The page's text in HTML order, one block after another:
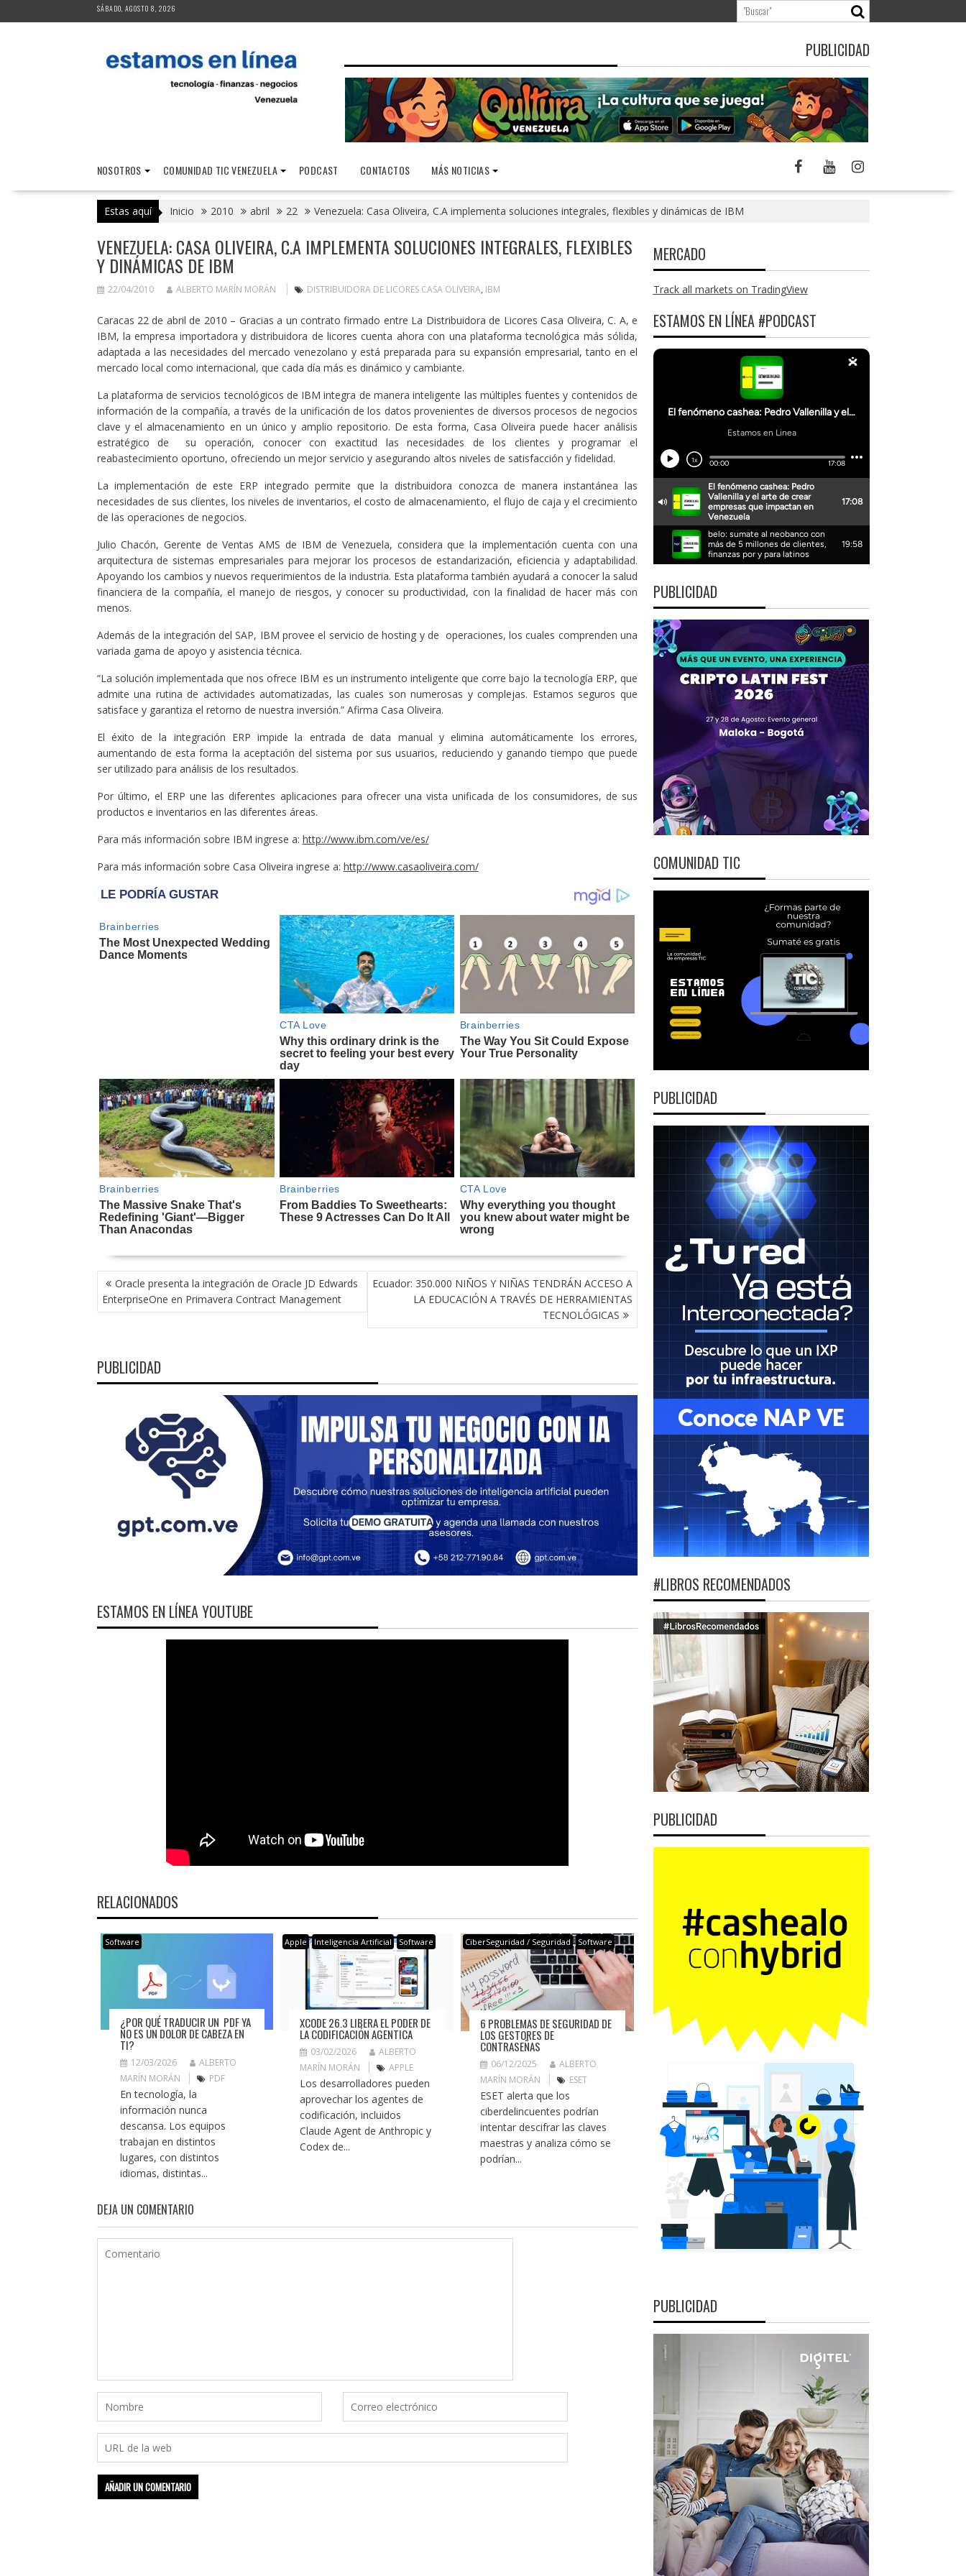
al
SÁBADO, AGOSTO 8, 2026
PUBLICIDAD
NOSOTROS COMUNIDAD TIC VENEZUELA PODCAST CONTACTOS MÁS NOTICIAS
Estas aquí Inicio 2010 abril 22 Venezuela: Casa Oliveira, C.A implementa soluciones integrales, flexibles y dinámicas de IBM
VENEZUELA: CASA OLIVEIRA, C.A IMPLEMENTA SOLUCIONES INTEGRALES, FLEXIBLES
Y DINÁMICAS DE IBM
22/04/2010 ALBERTO MARÍN MORÁN DISTRIBUIDORA DE LICORES CASA OLIVEIRA, IBM
Caracas 22 de abril de 2010 – Gracias a un contrato firmado entre La Distribuidora de Licores Casa Oliveira, C. A, e
IBM, la empresa importadora y distribuidora de licores cuenta ahora con una plataforma tecnológica más sólida,
adaptada a las necesidades del mercado venezolano y está preparada para su expansión empresarial, tanto en el
mercado local como internacional, que cada día más es dinámico y cambiante.
La plataforma de servicios tecnológicos de IBM integra de manera inteligente las múltiples fuentes y contenidos de
información de la compañía, a través de la unificación de los datos provenientes de diversos procesos de negocios
clave y el almacenamiento en un único y amplio repositorio. De esta forma, Casa Oliveira puede hacer análisis
estratégico de su operación, conocer con exactitud las necesidades de los clientes y programar el
reabastecimiento oportuno, ofreciendo un mejor servicio y asegurando altos niveles de satisfacción y fidelidad.
La implementación de este ERP integrado permite que la distribuidora conozca de manera instantánea las
necesidades de sus clientes, los niveles de inventarios, el costo de almacenamiento, el flujo de caja y el crecimiento
de las operaciones de negocios.
Julio Chacón, Gerente de Ventas AMS de IBM de Venezuela, considera que la implementación cuenta con una
arquitectura de sistemas empresariales para mejorar los procesos de estandarización, eficiencia y adaptabilidad.
Apoyando los cambios y nuevos requerimientos de la industria. Esta plataforma también ayudará a conocer la salud
financiera de la compañía, el manejo de riesgos, y conocer su productividad, con la finalidad de hacer más con
menos.
Además de la integración del SAP, IBM provee el servicio de hosting y de operaciones, los cuales comprenden una
variada gama de apoyo y asistencia técnica.
“La solución implementada que nos ofrece IBM es un instrumento inteligente que corre bajo la tecnología ERP, que
admite una rutina de actividades automatizadas, las cuales son numerosas y complejas. Estamos seguros que
satisface y garantiza el retorno de nuestra inversión.” Afirma Casa Oliveira.
El éxito de la integración ERP impide la entrada de data manual y elimina automáticamente los errores,
aumentando de esta forma la aceptación del sistema por sus usuarios, reduciendo y ganando tiempo que puede
ser utilizado para análisis de los resultados.
Por último, el ERP une las diferentes aplicaciones para ofrecer una vista unificada de los consumidores, de sus
productos e inventarios en las diferentes áreas.
Para más información sobre IBM ingrese a: http://www.ibm.com/ve/es/
Para más información sobre Casa Oliveira ingrese a: http://www.casaoliveira.com/
NAVEGACIÓN
DE
ENTRADAS
Oracle presenta la integración de Oracle JD Edwards
EnterpriseOne en Primavera Contract Management
Ecuador: 350.000 NIÑOS Y NIÑAS TENDRÁN ACCESO A
LA EDUCACIÓN A TRAVÉS DE HERRAMIENTAS
TECNOLÓGICAS
PUBLICIDAD
ESTAMOS EN LÍNEA YOUTUBE
RELACIONADOS
Software
¿POR QUÉ TRADUCIR UN PDF YA
NO ES UN DOLOR DE CABEZA EN
TI?
12/03/2026
ALBERTO
MARÍN MORÁN
PDF
En tecnología, la
información nunca
descansa. Los equipos
trabajan en distintos
lugares, con distintos
idiomas, distintas...
Apple Inteligencia Artificial Software
XCODE 26.3 LIBERA EL PODER DE
LA CODIFICACIÓN AGENTICA
03/02/2026
ALBERTO
MARÍN MORÁN
APPLE
Los desarrolladores pueden
aprovechar los agentes de
codificación, incluidos
Claude Agent de Anthropic y
Codex de...
CiberSeguridad / Seguridad Software
6 PROBLEMAS DE SEGURIDAD DE
LOS GESTORES DE
CONTRASEÑAS
06/12/2025
ALBERTO
MARÍN MORÁN
ESET
ESET alerta que los
ciberdelincuentes podrían
intentar descifrar las claves
maestras y analiza cómo se
podrían...
DEJA UN COMENTARIO
MERCADO
Track all markets on TradingView
ESTAMOS EN LÍNEA #PODCAST
PUBLICIDAD
COMUNIDAD TIC
PUBLICIDAD
#LIBROS RECOMENDADOS
PUBLICIDAD
PUBLICIDAD